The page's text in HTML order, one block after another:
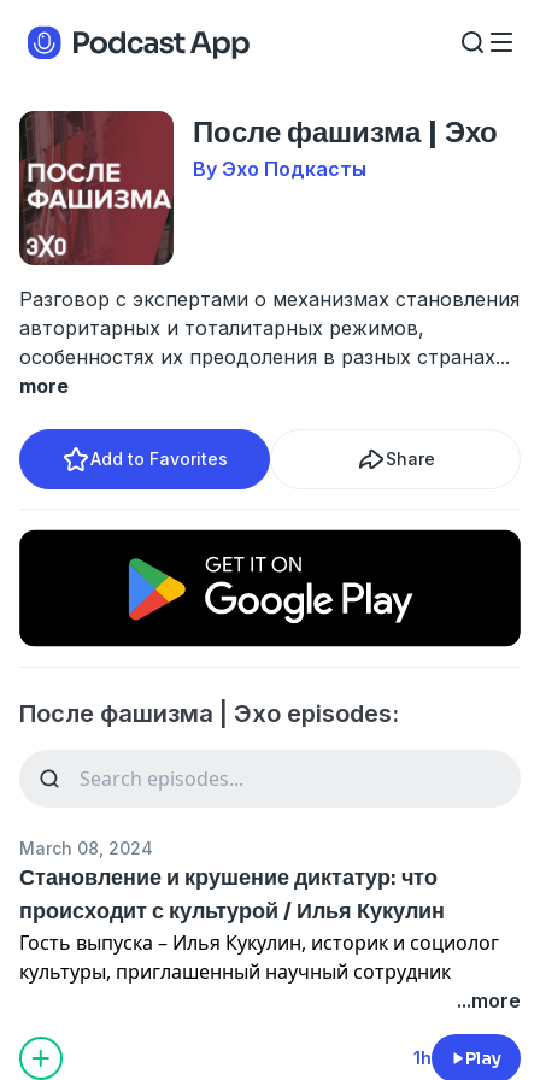
После фашизма | Эхо
By Эхо Подкасты
Разговор с экспертами о механизмах становления
авторитарных и тоталитарных режимов,
особенностях их преодоления в разных странах...
more
Add to Favorites Share
После фашизма | Эхо episodes:
March 08, 2024
Становление и крушение диктатур: что
происходит с культурой / Илья Кукулин
Гость выпуска – Илья Кукулин, историк и социолог
культуры, приглашенный научный сотрудник
Амхерст-Колледжа, США. Ведущий – историк Никита
━━━ 🎙 ━━━
...more
1h Play